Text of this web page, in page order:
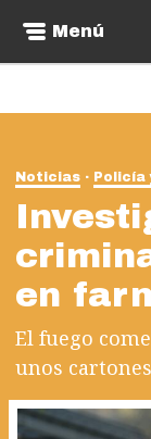
Menú
Noticias Policía
en
El fuego
unos